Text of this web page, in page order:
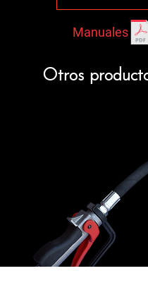
Manuales
Otros